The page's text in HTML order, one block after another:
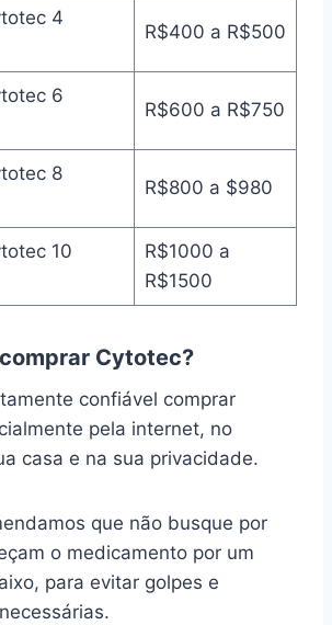
4
R$400 a R$500
6
R$600 a R$750
8
R$800 a $980
10
R$1000 a
R$1500
Cytotec?
confiável comprar
pela internet, no
casa e na sua privacidade.
que não busque por
o medicamento por um
para evitar golpes e